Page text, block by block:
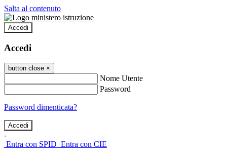
Salta al contenuto
Accedi
Accedi
button close ×
Nome Utente
Password
Password dimenticata?
-
Entra con SPID Entra con CIE